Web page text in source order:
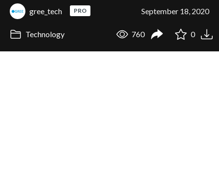
gree_tech PRO September 18, 2020
Technology 760 0